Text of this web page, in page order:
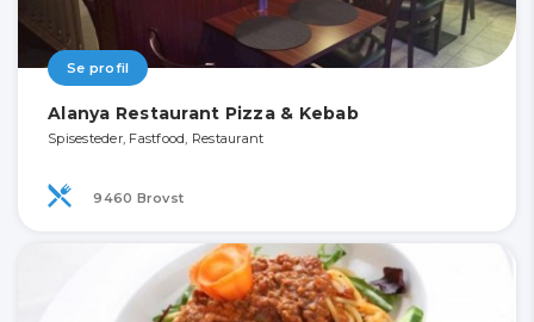
Se profil
Alanya Restaurant Pizza & Kebab
Spisesteder, Fastfood, Restaurant
9460 Brovst